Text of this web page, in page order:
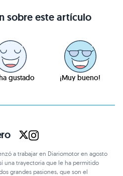
sobre este artículo
gustado ¡Muy bueno!
a trabajar en Diariomotor en agosto
una trayectoria que le ha permitido
grandes pasiones, que son el